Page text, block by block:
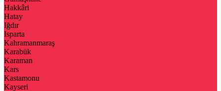
Hakkâri
Hatay
Iğdır
Isparta
Kahramanmaraş
Karabük
Karaman
Kars
Kastamonu
Kayseri